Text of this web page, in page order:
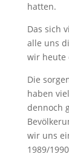
hatten.
Das sich
alle uns
wir heute
Die
haben
dennoch
wir uns
1989/